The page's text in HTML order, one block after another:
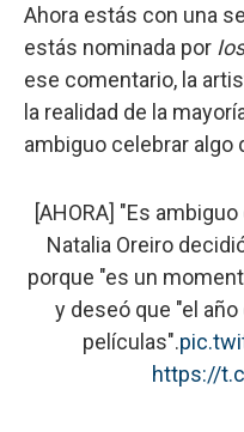
Ahora estás con una
estás nominada por
ese comentario, la
la realidad de la
ambiguo celebrar algo
[AHORA] "Es
Natalia Oreiro
porque "es un
y deseó que "el
películas".
https://